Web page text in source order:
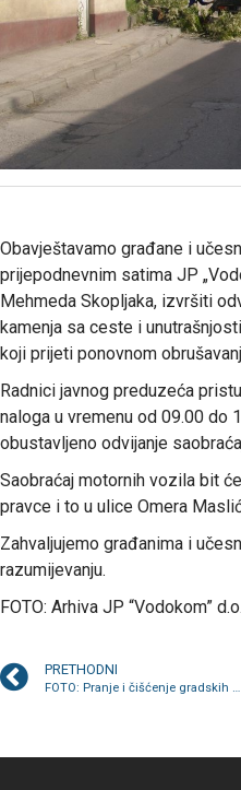
Obavještavamo građane i
prijepodnevnim satima JP
Mehmeda Skopljaka, izvršiti
kamenja sa ceste i
koji prijeti ponovnom
Radnici javnog preduzeća
naloga u vremenu od 09.00 do
obustavljeno odvijanje
Saobraćaj motornih vozila bit
pravce i to u ulice Omera
Zahvaljujemo građanima i
razumijevanju.
FOTO: Arhiva JP “Vodokom”
PRETHODNI
FOTO: Pranje i čišćenje gradskih ulica